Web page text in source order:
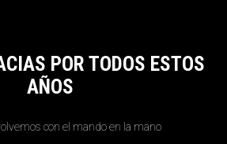
POR TODOS ESTOS
AÑOS
con el mando en la mano